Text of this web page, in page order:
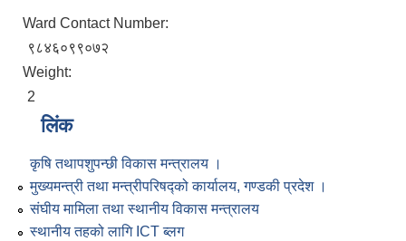
Ward Contact Number:
९८४६०९९०७२
Weight:
2
लिंक
कृषि तथापशुपन्छी विकास मन्त्रालय ।
मुख्यमन्त्री तथा मन्त्रीपरिषद्को कार्यालय, गण्डकी प्रदेश ।
संघीय मामिला तथा स्थानीय विकास मन्त्रालय
स्थानीय तहको लागि ICT ब्लग